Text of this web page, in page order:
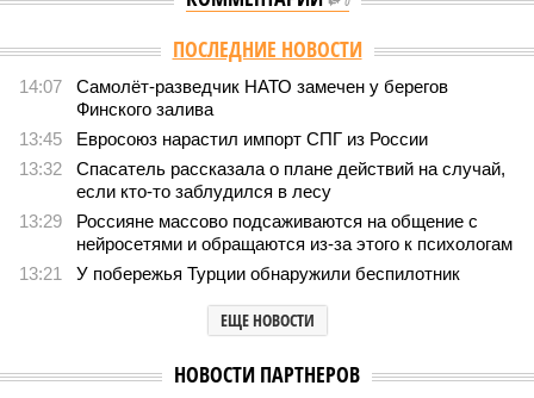
ПОСЛЕДНИЕ НОВОСТИ
14:07
Самолёт-разведчик НАТО замечен у берегов
Финского залива
13:45
Евросоюз нарастил импорт СПГ из России
13:32
Спасатель рассказала о плане действий на случай,
если кто-то заблудился в лесу
13:29
Россияне массово подсаживаются на общение с
нейросетями и обращаются из-за этого к психологам
13:21
У побережья Турции обнаружили беспилотник
ЕЩЕ НОВОСТИ
НОВОСТИ ПАРТНЕРОВ